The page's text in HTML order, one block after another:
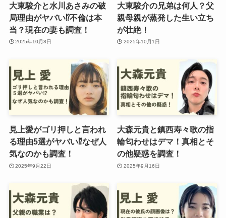
大東駿介と水川あさみの破
局理由がヤバい⁉︎不倫は本
当？現在の妻も調査！
2025年10月8日
大東駿介の兄弟は何人？父
親母親が蒸発した生い立ち
が壮絶！
2025年10月1日
見上愛がゴリ押しと言われ
る理由5選がヤバい⁉︎なぜ人
気なのかも調査！
2025年9月22日
大森元貴と鎮西寿々歌の指
輪匂わせはデマ！真相とそ
の他疑惑を調査！
2025年9月16日